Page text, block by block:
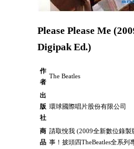
Please Please Me
Digipak Ed.)
作
者
The Beatles
出
版
社
環球國際唱片股份有限公司
商
品
請取悅我 (2009全新數位錄
事！披頭四TheBeatles全系列